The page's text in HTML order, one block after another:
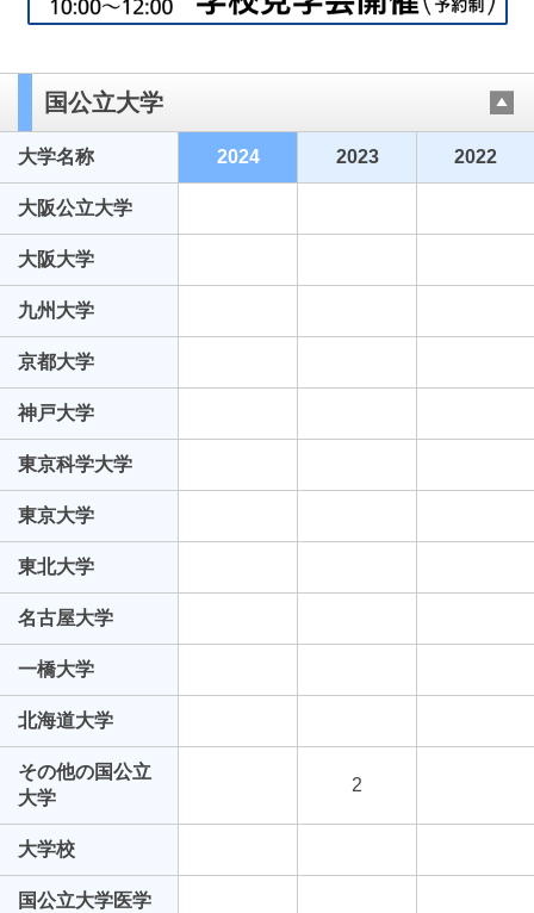
国公立大学
大学名称 2024 2023 2022
大阪公立大学
大阪大学
九州大学
京都大学
神戸大学
東京科学大学
東京大学
東北大学
名古屋大学
一橋大学
北海道大学
その他の国公立
大学
2
大学校
国公立大学医学